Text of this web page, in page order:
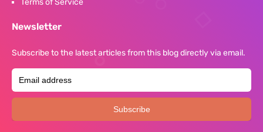
Terms of Service
Newsletter
Subscribe to the latest articles from this blog directly via email.